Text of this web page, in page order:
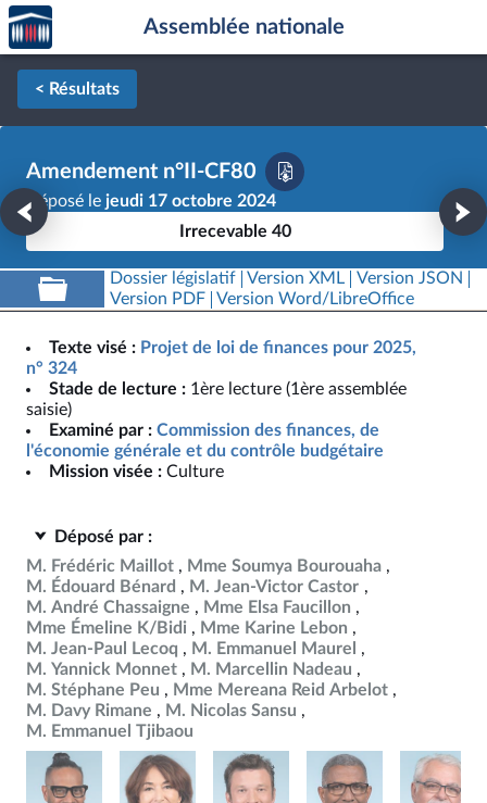
Aller au contenu
Aller en bas de la page
Accèder
à la
page
d'accueil
Assemblée nationale
< Résultats
Amendement n°II-CF80
Déposé le jeudi 17 octobre 2024
Irrecevable 40
Dossier législatif Version XML
Version JSON
Version PDF
Version Word/LibreOffice
Texte visé : Projet de loi de finances pour 2025,
n° 324
Stade de lecture : 1ère lecture (1ère assemblée
saisie)
Examiné par : Commission des finances, de
l'économie générale et du contrôle budgétaire
Mission visée : Culture
Déposé par :
M. Frédéric Maillot
Mme Soumya Bourouaha
M. Édouard Bénard
M. Jean-Victor Castor
M. André Chassaigne
Mme Elsa Faucillon
Mme Émeline K/Bidi
Mme Karine Lebon
M. Jean-Paul Lecoq
M. Emmanuel Maurel
M. Yannick Monnet
M. Marcellin Nadeau
M. Stéphane Peu
Mme Mereana Reid Arbelot
M. Davy Rimane
M. Nicolas Sansu
M. Emmanuel Tjibaou